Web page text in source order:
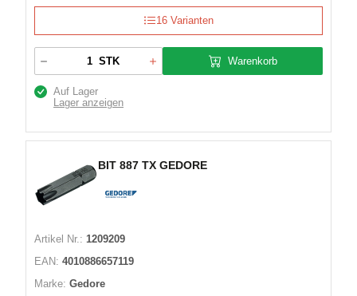
16 Varianten
STK Warenkorb
Auf Lager
Lager anzeigen
BIT 887 TX GEDORE
Artikel Nr.: 1209209
EAN: 4010886657119
Marke: Gedore